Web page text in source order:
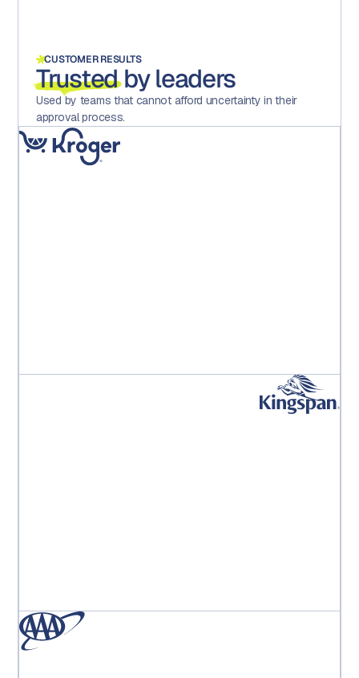
CUSTOMER RESULTS
Trustedby leaders
Used by teams that cannot afford uncertainty in their
approval process.